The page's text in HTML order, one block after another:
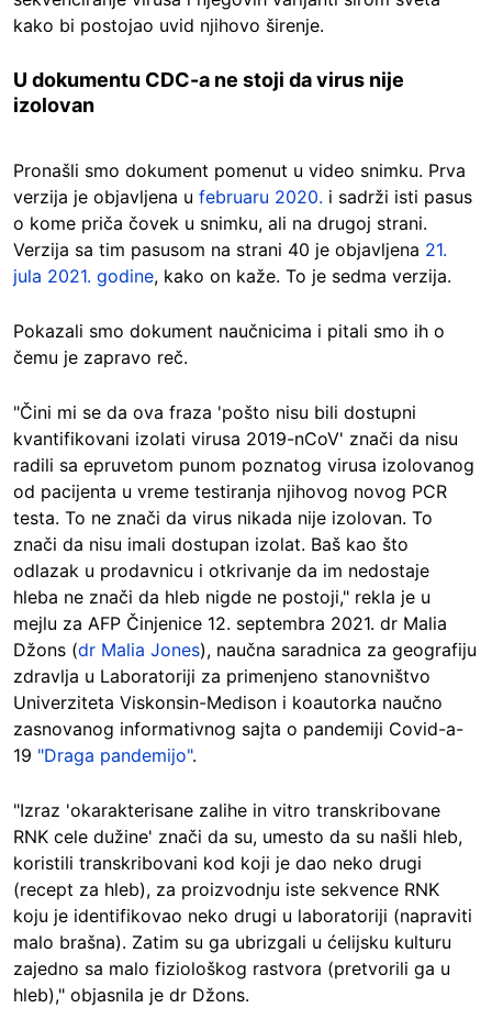
kako bi postojao uvid njihovo širenje.
U dokumentu CDC-a ne stoji da virus nije
izolovan
Pronašli smo dokument pomenut u video snimku. Prva
verzija je objavljena u februaru 2020. i sadrži isti pasus
o kome priča čovek u snimku, ali na drugoj strani.
Verzija sa tim pasusom na strani 40 je objavljena 21.
jula 2021. godine, kako on kaže. To je sedma verzija.
Pokazali smo dokument naučnicima i pitali smo ih o
čemu je zapravo reč.
"Čini mi se da ova fraza 'pošto nisu bili dostupni
kvantifikovani izolati virusa 2019-nCoV' znači da nisu
radili sa epruvetom punom poznatog virusa izolovanog
od pacijenta u vreme testiranja njihovog novog PCR
testa. To ne znači da virus nikada nije izolovan. To
znači da nisu imali dostupan izolat. Baš kao što
odlazak u prodavnicu i otkrivanje da im nedostaje
hleba ne znači da hleb nigde ne postoji," rekla je u
mejlu za AFP Činjenice 12. septembra 2021. dr Malia
Džons (dr Malia Jones), naučna saradnica za geografiju
zdravlja u Laboratoriji za primenjeno stanovništvo
Univerziteta Viskonsin-Medison i koautorka naučno
zasnovanog informativnog sajta o pandemiji Covid-a-
19 "Draga pandemijo".
"Izraz 'okarakterisane zalihe in vitro transkribovane
RNK cele dužine' znači da su, umesto da su našli hleb,
koristili transkribovani kod koji je dao neko drugi
(recept za hleb), za proizvodnju iste sekvence RNK
koju je identifikovao neko drugi u laboratoriji (napraviti
malo brašna). Zatim su ga ubrizgali u ćelijsku kulturu
zajedno sa malo fiziološkog rastvora (pretvorili ga u
hleb)," objasnila je dr Džons.